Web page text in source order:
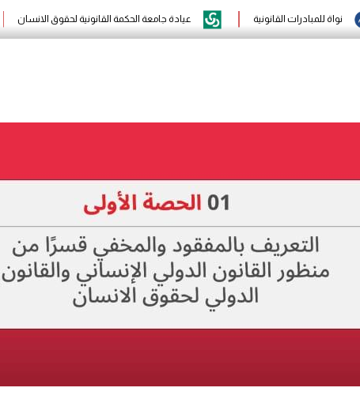
نواة للمبادرات القانونية عيادة جامعة الحكمة القانونية لحقوق الانسان